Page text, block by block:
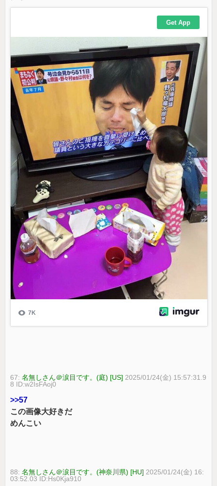
67:名無しさん＠涙目です。(庭) [US] 2025/01/24(金) 15:57:31.9
8 ID:w2IsFAoj0
>>57
この画像大好きだ
めんこい
88:名無しさん＠涙目です。(神奈川県) [HU] 2025/01/24(金) 16:
03:52.03 ID:Hs0Kja910